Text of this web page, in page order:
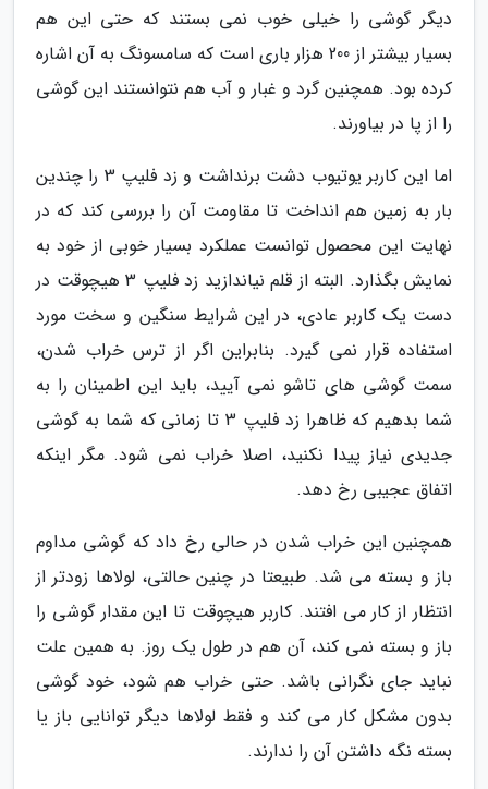
دیگر گوشی را خیلی خوب نمی بستند که حتی این هم
بسیار بیشتر از 200 هزار باری است که سامسونگ به آن اشاره
کرده بود. همچنین گرد و غبار و آب هم نتوانستند این گوشی
را از پا در بیاورند.
اما این کاربر یوتیوب دشت برنداشت و زد فلیپ 3 را چندین
بار به زمین هم انداخت تا مقاومت آن را بررسی کند که در
نهایت این محصول توانست عملکرد بسیار خوبی از خود به
نمایش بگذارد. البته از قلم نیاندازید زد فلیپ 3 هیچوقت در
دست یک کاربر عادی، در این شرایط سنگین و سخت مورد
استفاده قرار نمی گیرد. بنابراین اگر از ترس خراب شدن،
سمت گوشی های تاشو نمی آیید، باید این اطمینان را به
شما بدهیم که ظاهرا زد فلیپ 3 تا زمانی که شما به گوشی
جدیدی نیاز پیدا نکنید، اصلا خراب نمی شود. مگر اینکه
اتفاق عجیبی رخ دهد.
همچنین این خراب شدن در حالی رخ داد که گوشی مداوم
باز و بسته می شد. طبیعتا در چنین حالتی، لولاها زودتر از
انتظار از کار می افتند. کاربر هیچوقت تا این مقدار گوشی را
باز و بسته نمی کند، آن هم در طول یک روز. به همین علت
نباید جای نگرانی باشد. حتی خراب هم شود، خود گوشی
بدون مشکل کار می کند و فقط لولاها دیگر توانایی باز یا
بسته نگه داشتن آن را ندارند.